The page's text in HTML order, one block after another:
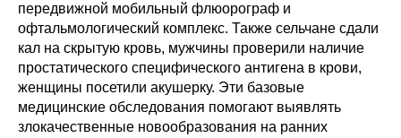
передвижной мобильный флюорограф и
офтальмологический комплекс. Также сельчане сдали
кал на скрытую кровь, мужчины проверили наличие
простатического специфического антигена в крови,
женщины посетили акушерку. Эти базовые
медицинские обследования помогают выявлять
злокачественные новообразования на ранних